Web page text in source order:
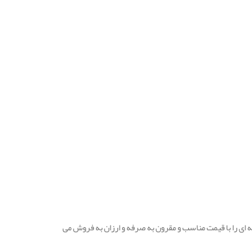
را با قیمت مناسب و مقرون به صرفه و ارزان به فروش می